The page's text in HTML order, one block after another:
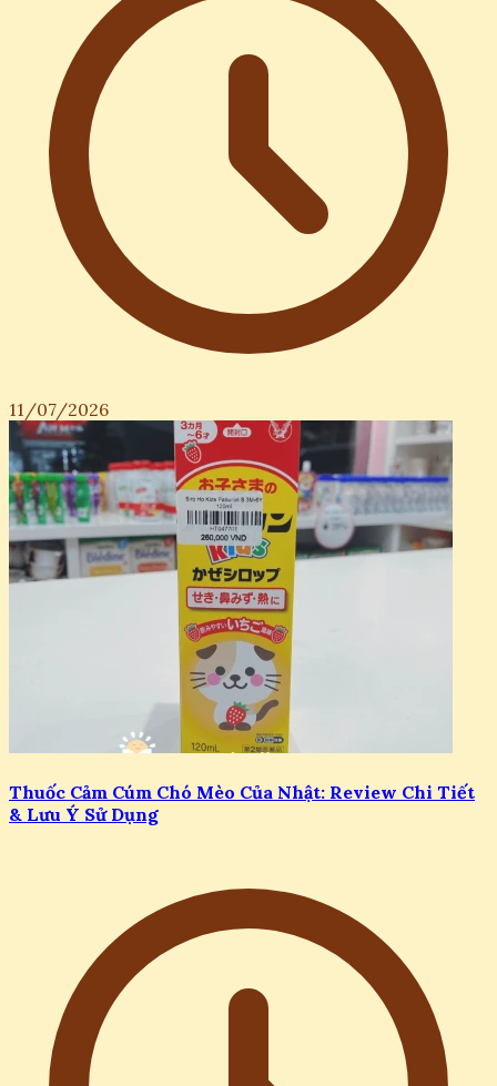
11/07/2026
Thuốc Cảm Cúm Chó Mèo Của Nhật: Review Chi Tiết
& Lưu Ý Sử Dụng